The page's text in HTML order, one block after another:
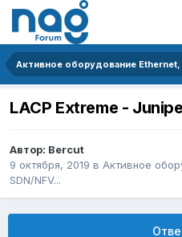
LACP Extreme -
Автор: Bercut
9 октября, 2019 в Активное
SDN/NFV...